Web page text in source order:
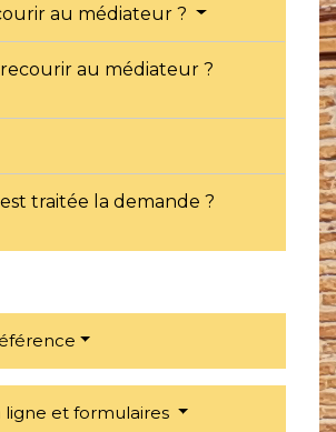
au médiateur ?
au médiateur ?
traitée la demande ?
ligne et formulaires